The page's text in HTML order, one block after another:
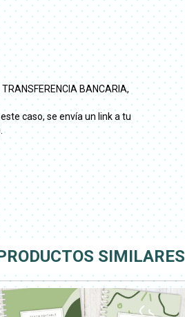
BANCARIA,
caso, se envía un link a tu
SIMILARES